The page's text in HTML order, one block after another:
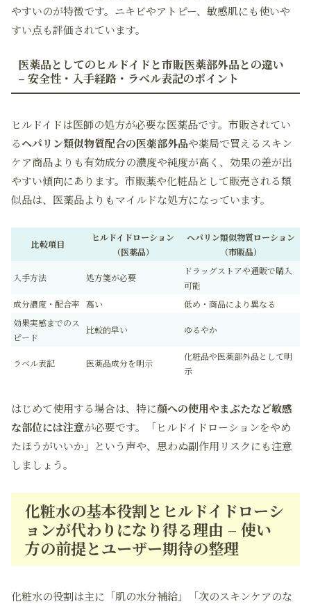
やすいのが特徴です。ニキビやアトピー、敏感肌にも使いや
すい点も評価されています。
医薬品としてのヒルドイドと市販医薬部外品との違い
– 安全性・入手経路・ラベル表記のポイント
ヒルドイドは医師の処方が必要な医薬品です。市販されてい
るヘパリン類似物質配合の医薬部外品や薬局で買えるスキン
ケア商品よりも有効成分の濃度や純度が高く、効果の差が出
やすい傾向にあります。市販薬や化粧品として販売される類
似品は、医薬品よりもマイルドな処方になっています。
比較項目
ヒルドイドローション
（医薬品）
ヘパリン類似物質ローション
（市販品）
入手方法 処方箋が必要
ドラッグストアや通販で購入
可能
成分濃度・配合率 高い
低め・商品により異なる
効果実感までのス
ピード
比較的早い ゆるやか
ラベル表記 医薬品成分を明示
化粧品や医薬部外品として明
示
はじめて使用する場合は、特に顔への使用やまぶたなど敏感
な部位には注意が必要です。「ヒルドイドローションをやめ
たほうがいいか」という声や、思わぬ副作用リスクにも注意
しましょう。
化粧水の基本役割とヒルドイドローシ
ョンが代わりになり得る理由 – 使い
方の前提とユーザー期待の整理
化粧水の役割は主に「肌の水分補給」「次のスキンケアのな